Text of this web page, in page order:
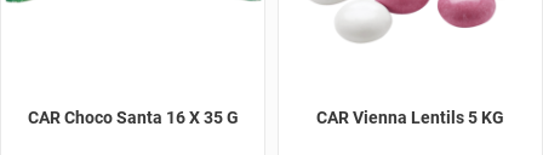
CAR Choco Santa 16 X 35 G CAR Vienna Lentils 5 KG